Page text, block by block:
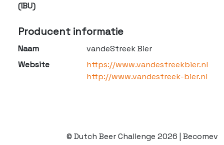
(IBU)
Producent informatie
Naam
vandeStreek Bier
Website
https://www.vandestreekbier.nl
http://www.vandestreek-bier.nl
© Dutch Beer Challenge 2026 | Becomev